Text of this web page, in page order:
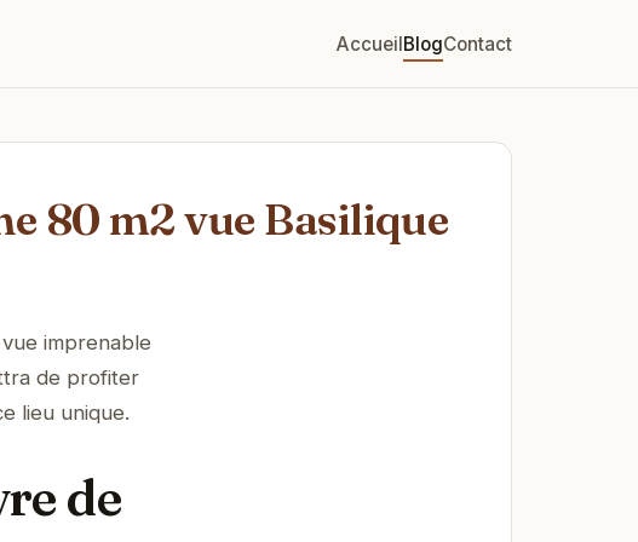
AccueilBlogContact
80 m2 vue Basilique
imprenable
de profiter
lieu unique.
de